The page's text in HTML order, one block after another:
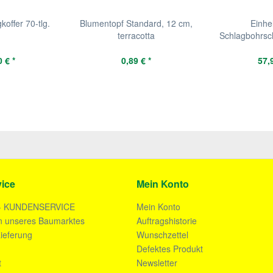
70-tlg.
€ *
Blumentopf Standard, 12 cm,
terracotta
0,89 € *
unseres Baumarktes
Mein Konto
Mein Konto
Auftragshistorie
Wunschzettel
Defektes Produkt
Newsletter